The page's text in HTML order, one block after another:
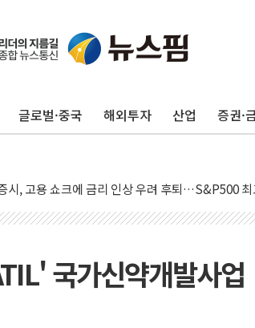
글로벌·중국 해외투자 산업 증권·
늘 제주·인천 경선 결과 발표...'김민석 재역전 vs
, 업계 개인정보 보안 새판 짠다…'자율규제단체'
, 쿡 연준 이사 해임 재추진…"26일까지 의혹 소명"
시, 美 고용 예상 밖 부진에 연준 금리 인상 가능
] 이슬람 수니파 3국, '공동방위협정' 체결… 이스라
, 백신·자폐증 행정명령 검토…"이르면 다음 주"
국가신약개발사업